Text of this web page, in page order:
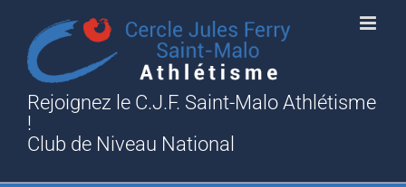
Rejoignez le C.J.F. Saint-Malo Athlétisme
!
Club de Niveau National